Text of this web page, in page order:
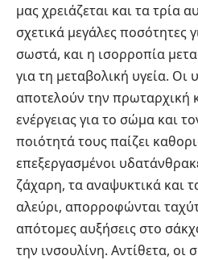
μας χρειάζεται και τα τρία
σχετικά μεγάλες ποσότητες
σωστά, και η ισορροπία
για τη μεταβολική υγεία. Οι
αποτελούν την πρωταρχική
ενέργειας για το σώμα και
ποιότητά τους παίζει
επεξεργασμένοι
ζάχαρη, τα αναψυκτικά και
αλεύρι, απορροφώνται
απότομες αυξήσεις στο
την ινσουλίνη. Αντίθετα, οι